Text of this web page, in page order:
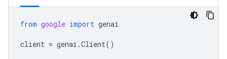
from google import genai
client = genai .Client()